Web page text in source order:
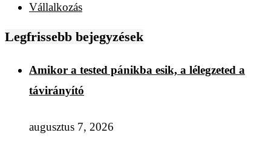
Vállalkozás
Legfrissebb bejegyzések
Amikor a tested pánikba esik, a lélegzeted a
távirányító
augusztus 7, 2026